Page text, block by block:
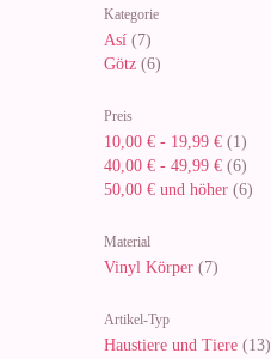
Kategorie
Así (7)
Götz (6)
Preis
10,00 € - 19,99 € (1)
40,00 € - 49,99 € (6)
50,00 € und höher (6)
Material
Vinyl Körper (7)
Artikel-Typ
Haustiere und Tiere (13)